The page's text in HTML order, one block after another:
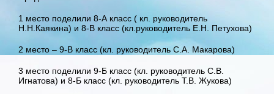
1 место поделили 8-А класс ( кл. руководитель
Н.Н.Каякина) и 8-В класс (кл.руководитель Е.Н. Петухова)
2 место – 9-В класс (кл. руководитель С.А. Макарова)
3 место поделили 9-Б класс (кл. руководитель С.В.
Игнатова) и 8-Б класс (кл. руководитель Т.В. Жукова)